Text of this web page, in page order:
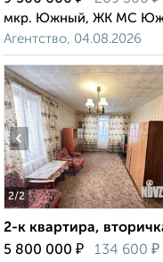
мкр. Южный, ЖК МС
Агентство, 04.08.2026
2/2
‹
2-к квартира,
5 800 000 ₽ 134 600 ₽